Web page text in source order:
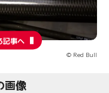
記事へ
© Red Bull
画像